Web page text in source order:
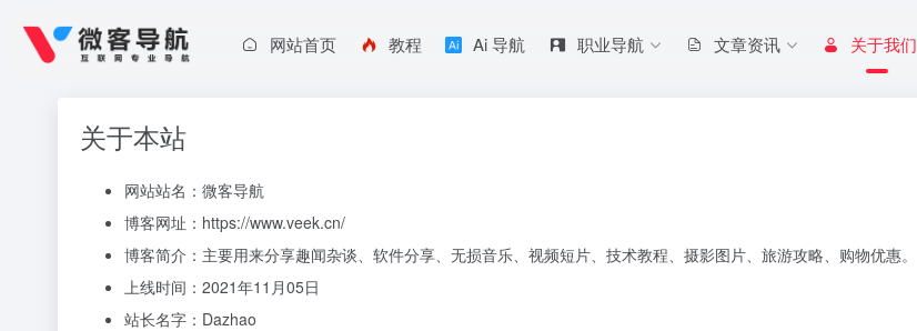
网站首页 教程 Ai 导航 职业导航 文章资讯 关于我们
关于本站
网站站名：微客导航
博客网址： https://www.veek.cn/
博客简介：主要用来分享趣闻杂谈、软件分享、无损音乐、视频短片、技术教程、摄影图片、旅游攻略、购物优惠。
上线时间：2021年11月05日
站长名字：Dazhao